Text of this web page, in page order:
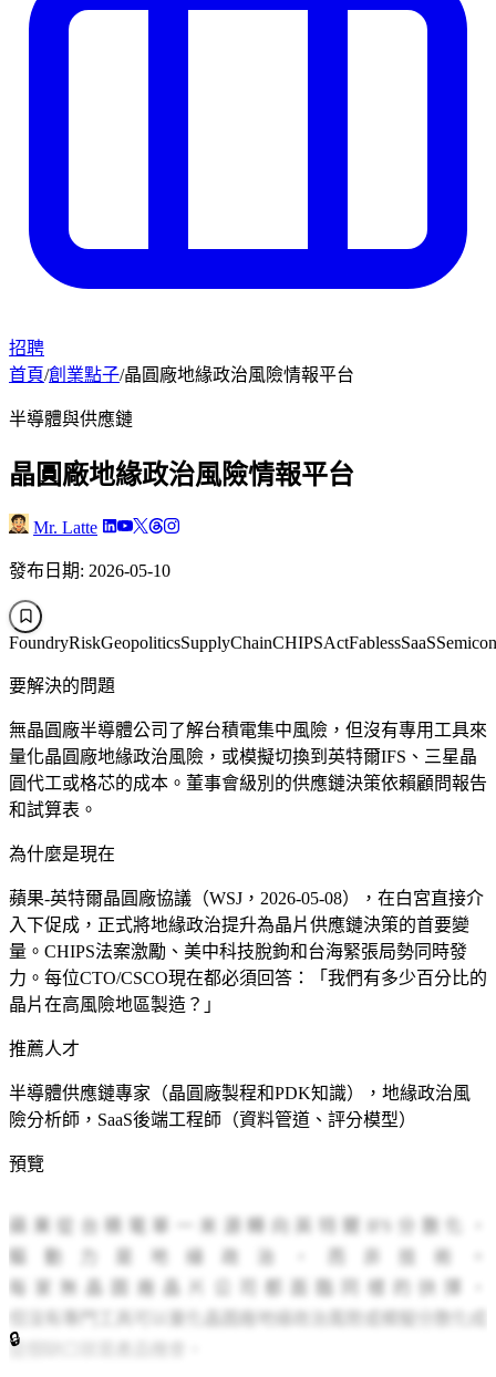
招聘
首頁/創業點子/晶圓廠地緣政治風險情報平台
半導體與供應鏈
晶圓廠地緣政治風險情報平台
Mr. Latte
發布日期: 2026-05-10
FoundryRiskGeopoliticsSupplyChainCHIPSActFablessSaaS
要解決的問題
無晶圓廠半導體公司了解台積電集中風險，但沒有專用工具來
量化晶圓廠地緣政治風險，或模擬切換到英特爾IFS、三星晶
圓代工或格芯的成本。董事會級別的供應鏈決策依賴顧問報告
和試算表。
為什麼是現在
蘋果-英特爾晶圓廠協議（WSJ，2026-05-08），在白宮直接介
入下促成，正式將地緣政治提升為晶片供應鏈決策的首要變
量。CHIPS法案激勵、美中科技脫鉤和台海緊張局勢同時發
力。每位CTO/CSCO現在都必須回答：「我們有多少百分比的
晶片在高風險地區製造？」
推薦人才
半導體供應鏈專家（晶圓廠製程和PDK知識），地緣政治風
險分析師，SaaS後端工程師（資料管道、評分模型）
預覽
但沒有專門工具可以量化晶圓廠地緣政治風險或模擬分散化成
這個缺口就是產品機會。
🔒